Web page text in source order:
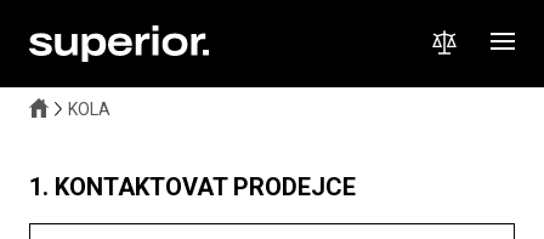
KOLA
1. KONTAKTOVAT PRODEJCE